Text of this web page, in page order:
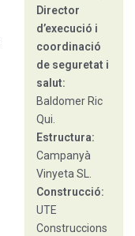
Director
d’execució i
coordinació
de seguretat i
salut:
Baldomer Ric
Qui.
Estructura:
Campanyà
Vinyeta SL.
Construcció:
UTE
Construccions